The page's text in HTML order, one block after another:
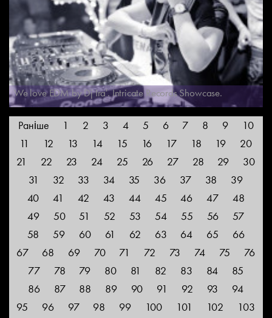
We love EDM by Dj Ira'. Intricate Records Showcase.
Раніше 1 2 3 4 5 6 7 8 9
10
11
12 13 14 15 16 17 18 19
20
21
22 23 24 25 26 27 28 29
30
31
32 33 34 35 36 37 38
39
40
41 42 43 44 45 46 47
48
49
50 51 52 53 54 55 56
57
58
59 60 61 62 63 64 65
66
67
68 69 70 71 72 73 74 75
76
77
78 79 80 81 82 83 84
85
86
87 88 89 90 91 92 93
94
95
96 97 98 99 100 101 102 103